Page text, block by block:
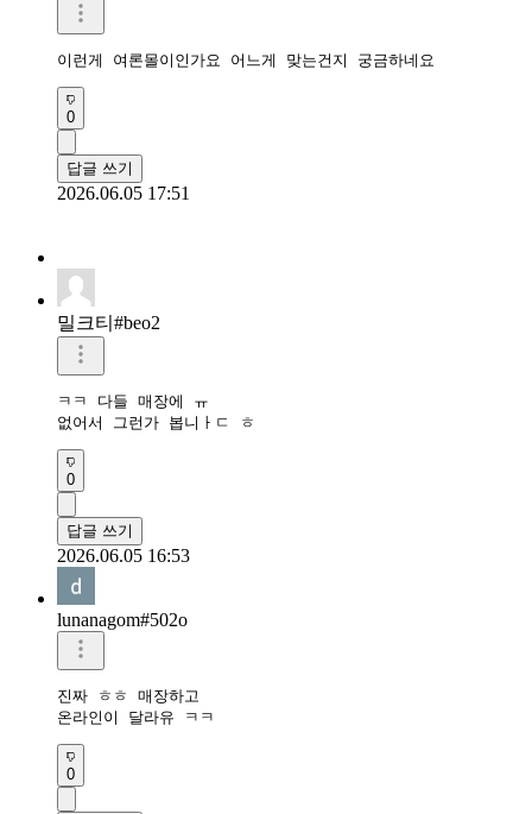
이런게 여론몰이인가요 어느게 맞는건지 궁금하네요
0
답글 쓰기
2026.06.05 17:51
밀크티#beo2
ㅋㅋ 다들 매장에 ㅠ
없어서 그런가 봅니ㅏㄷ ㅎ
0
답글 쓰기
2026.06.05 16:53
lunanagom#502o
진짜 ㅎㅎ 매장하고
온라인이 달라유 ㅋㅋ
0